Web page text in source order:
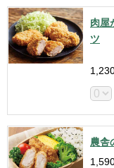
肉屋
ツ
農舎